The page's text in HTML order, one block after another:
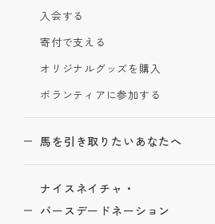
入会する
寄付で支える
オリジナルグッズを購入
ボランティアに参加する
馬を引き取りたいあなたへ
ナイスネイチャ・
バースデードネーション